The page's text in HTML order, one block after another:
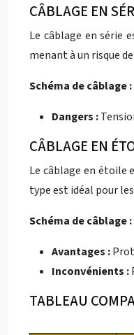
CÂBLAGE EN
Le câblage en série
menant à un risque
Schéma de câblage :
Dangers :
CÂBLAGE EN
Le câblage en étoile
type est idéal pour
Schéma de câblage :
Avantages :
Inconvénients :
TABLEAU